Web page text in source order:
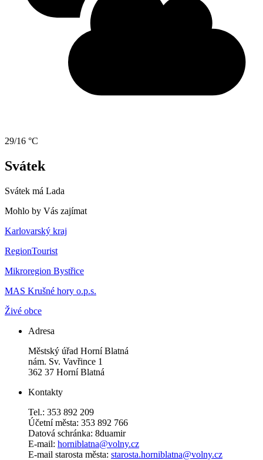
29/16 °C
Svátek
Svátek má Lada
Mohlo by Vás zajímat
Karlovarský kraj
RegionTourist
Mikroregion Bystřice
MAS Krušné hory o.p.s.
Živé obce
Adresa
Městský úřad Horní Blatná
nám. Sv. Vavřince 1
362 37 Horní Blatná
Kontakty
Tel.: 353 892 209
Účetní města: 353 892 766
Datová schránka: 8duamir
E-mail: horniblatna@volny.cz
E-mail starosta města: starosta.horniblatna@volny.cz